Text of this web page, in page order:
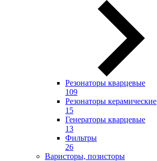
Резонаторы кварцевые
109
Резонаторы керамические
15
Генераторы кварцевые
13
Фильтры
26
Варисторы, позисторы